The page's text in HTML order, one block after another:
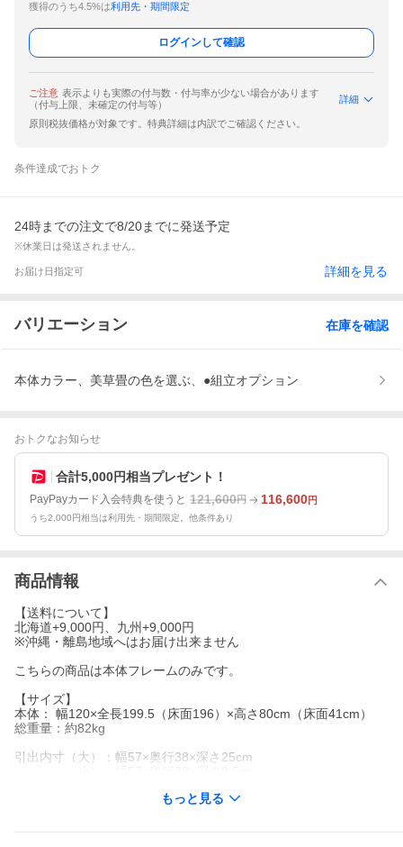
獲得のうち4.5%は利用先・期間限定
ログインして確認
ご注意 表示よりも実際の付与数・付与率が少ない場合があります
（付与上限、未確定の付与等）
詳細
原則税抜価格が対象です。特典詳細は内訳でご確認ください。
条件達成でおトク
24時までの注文で8/20までに発送予定
※休業日は発送されません。
お届け日指定可 詳細を見る
バリエーション 在庫を確認
本体カラー、美草畳の色を選ぶ、●組立オプション
おトクなお知らせ
合計5,000円相当プレゼント！
PayPayカード入会特典を使うと 121,600円 116,600円
うち2,000円相当は利用先・期間限定。他条件あり
商品情報
【送料について】
北海道+9,000円、九州+9,000円
※沖縄・離島地域へはお届け出来ません
こちらの商品は本体フレームのみです。
【サイズ】
本体： 幅120×全長199.5（床面196）×高さ80cm（床面41cm）
総重量：約82kg
引出内寸（大）：幅57×奥行38×深さ25cm
もっと見る